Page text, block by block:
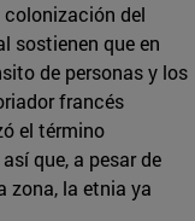
colonización del
sostienen que en
de personas y los
francés
el término
que, a pesar de
zona, la etnia ya